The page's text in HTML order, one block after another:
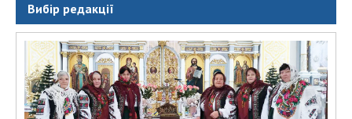
Вибір редакції